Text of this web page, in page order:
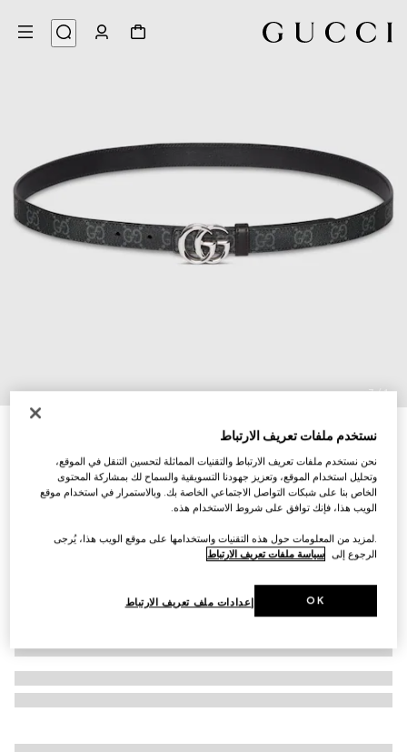
1
/
7
حزام GG Marmont رفيع بوجهَين
تنويعات قماش GG Supreme باللون الأسود وجلد باللون الأسود
نستخدم ملفات تعريف الارتباط
نحن نستخدم ملفات تعريف الارتباط والتقنيات المماثلة لتحسين التنقل في الموقع،
وتحليل استخدام الموقع، وتعزيز جهودنا التسويقية والسماح لك بمشاركة المحتوى
الخاص بنا على شبكات التواصل الاجتماعي الخاصة بك. وبالاستمرار في استخدام موقع
الويب هذا، فإنك توافق على شروط الاستخدام هذه.
.لمزيد من المعلومات حول هذه التقنيات واستخدامها على موقع الويب هذا، يُرجى
الرجوع إلى سياسة ملفات تعريف الارتباط
إعدادات ملف تعريف الارتباط OK